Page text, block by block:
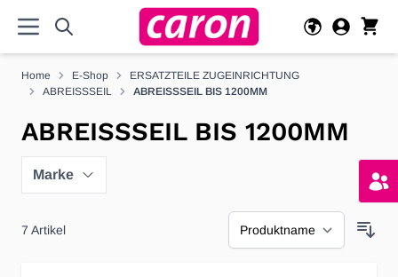
Home E-Shop
ERSATZTEILE ZUGEINRICHTUNG
ABREISSSEIL
ABREISSSEIL BIS 1200MM
ABREISSSEIL BIS 1200MM
Marke
7 Artikel